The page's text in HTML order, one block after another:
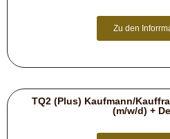
Zu den
TQ2 (Plus) Kaufmann/
(m/w/d) +